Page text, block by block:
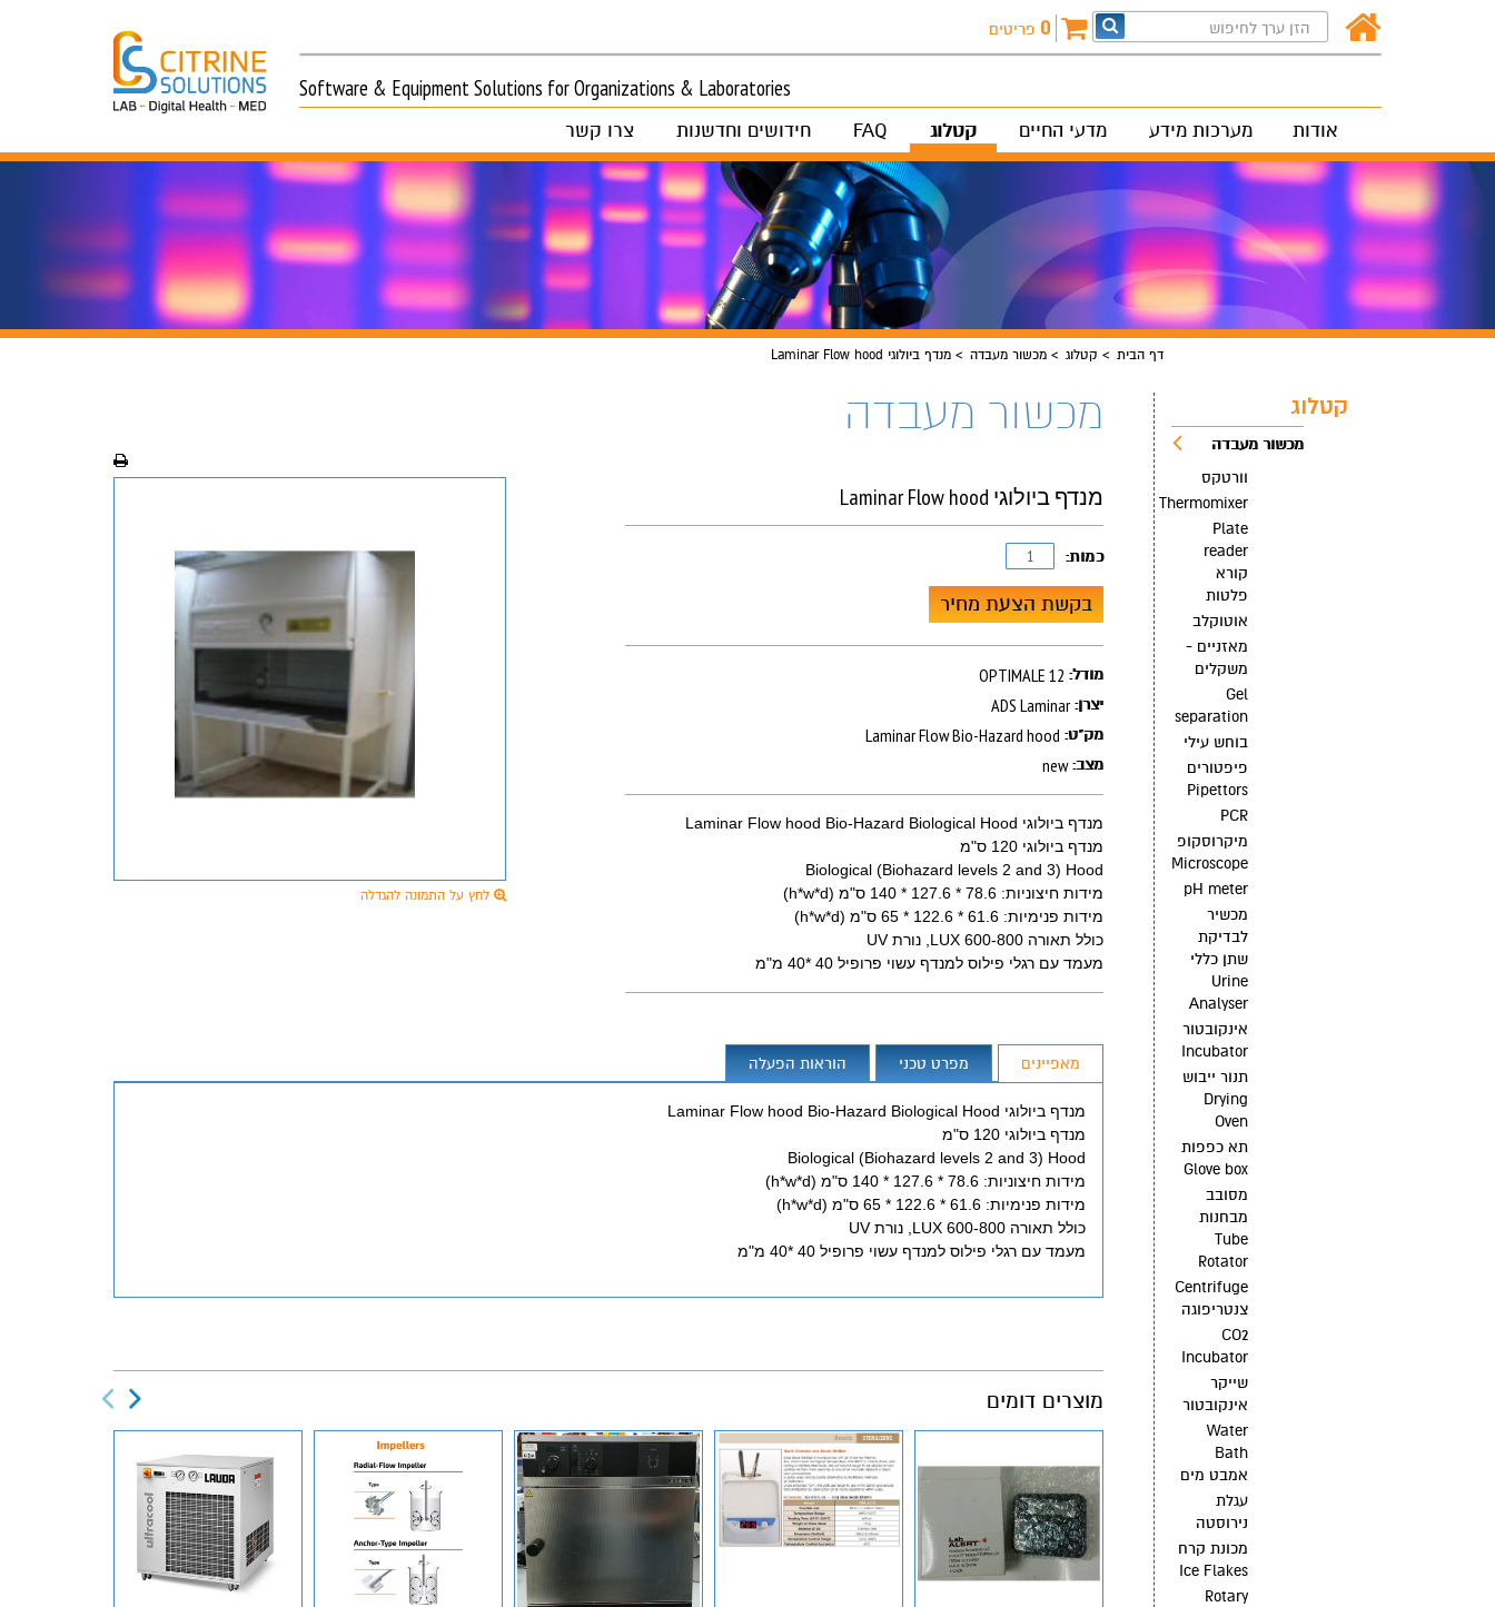
0 פריטים
Software & Equipment Solutions for Organizations & Laboratories
אודות מערכות מידע מדעי החיים קטלוג FAQ חידושים וחדשנות צרו קשר
דף הבית קטלוג מכשור מעבדה מנדף ביולוגי Laminar Flow hood
קטלוג
מכשור מעבדה
וורטקס
Thermomixer
Plate
reader
קורא
פלטות
אוטוקלב
מאזניים -
משקלים
Gel
separation
בוחש עילי
פיפטורים
Pipettors
PCR
מיקרוסקופ
Microscope
pH meter
מכשיר
לבדיקת
שתן כללי
Urine
Analyser
אינקובטור
Incubator
תנור ייבוש
Drying
Oven
תא כפפות
Glove box
מסובב
מבחנות
Tube
Rotator
Centrifuge
צנטריפוגה
CO2
Incubator
שייקר
אינקובטור
Water
Bath
אמבט מים
עגלת
נירוסטה
מכונת קרח
Ice Flakes
Rotary
מכשור מעבדה
מנדף ביולוגי Laminar Flow hood
כמות:
בקשת הצעת מחיר
מודל: OPTIMALE 12
יצרן: ADS Laminar
מק"ט: Laminar Flow Bio-Hazard hood
מצב: new
מנדף ביולוגי Laminar Flow hood Bio-Hazard Biological Hood
מנדף ביולוגי 120 ס"מ
Biological (Biohazard levels 2 and 3) Hood
מידות חיצוניות: 78.6 * 127.6 * 140 ס"מ (h*w*d)
מידות פנימיות: 61.6 * 122.6 * 65 ס"מ (h*w*d)
כולל תאורה 600-800 LUX, נורת UV
מעמד עם רגלי פילוס למנדף עשוי פרופיל 40 *40 מ"מ
לחץ על התמונה להגדלה
מאפיינים מפרט טכני הוראות הפעלה
מנדף ביולוגי Laminar Flow hood Bio-Hazard Biological Hood
מנדף ביולוגי 120 ס"מ
Biological (Biohazard levels 2 and 3) Hood
מידות חיצוניות: 78.6 * 127.6 * 140 ס"מ (h*w*d)
מידות פנימיות: 61.6 * 122.6 * 65 ס"מ (h*w*d)
כולל תאורה 600-800 LUX, נורת UV
מעמד עם רגלי פילוס למנדף עשוי פרופיל 40 *40 מ"מ
מוצרים דומים